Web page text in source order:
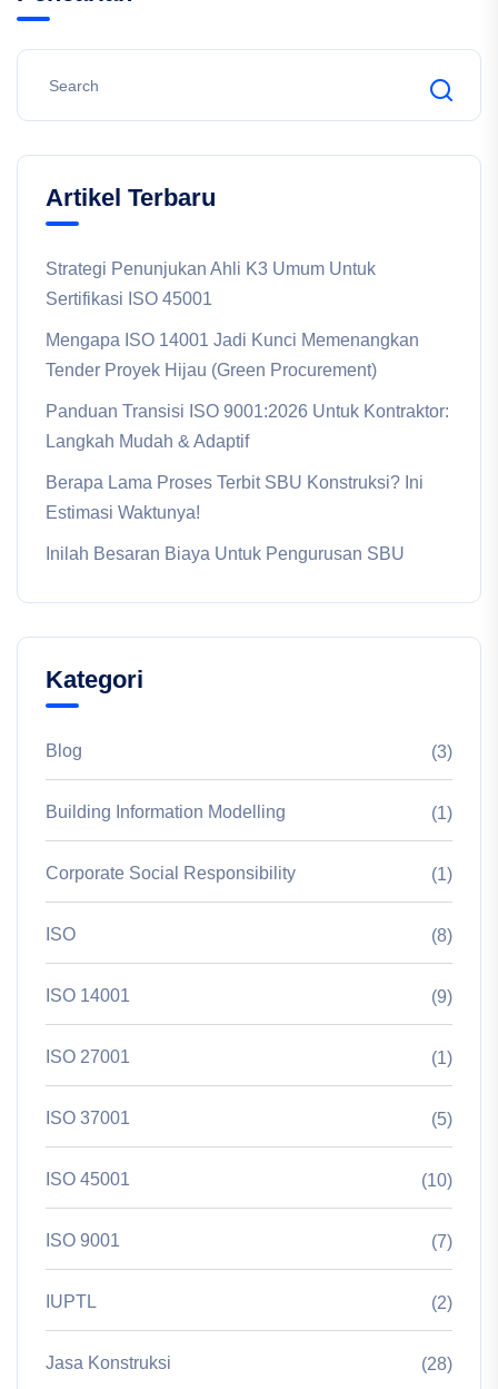
Artikel Terbaru
Strategi Penunjukan Ahli K3 Umum Untuk
Sertifikasi ISO 45001
Mengapa ISO 14001 Jadi Kunci Memenangkan
Tender Proyek Hijau (Green Procurement)
Panduan Transisi ISO 9001:2026 Untuk Kontraktor:
Langkah Mudah & Adaptif
Berapa Lama Proses Terbit SBU Konstruksi? Ini
Estimasi Waktunya!
Inilah Besaran Biaya Untuk Pengurusan SBU
Kategori
Blog (3)
Building Information Modelling (1)
Corporate Social Responsibility (1)
ISO (8)
ISO 14001 (9)
ISO 27001 (1)
ISO 37001 (5)
ISO 45001 (10)
ISO 9001 (7)
IUPTL (2)
Jasa Konstruksi (28)